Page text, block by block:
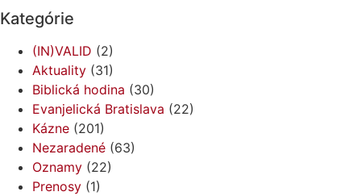
Kategórie
(IN)VALID (2)
Aktuality (31)
Biblická hodina (30)
Evanjelická Bratislava (22)
Kázne (201)
Nezaradené (63)
Oznamy (22)
Prenosy (1)